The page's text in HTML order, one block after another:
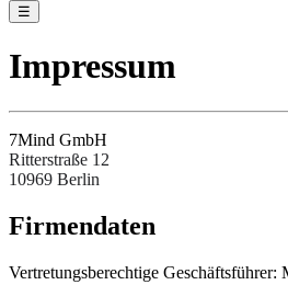
☰
Impressum
7Mind GmbH
Ritterstraße 12
10969 Berlin
Fir­men­da­ten
Ver­tre­tungs­be­rech­tige